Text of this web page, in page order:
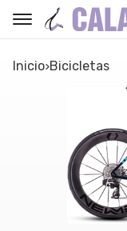
Inicio bicicletas